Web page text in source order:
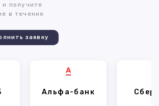
и получите
в течение
заявку
Альфа-банк